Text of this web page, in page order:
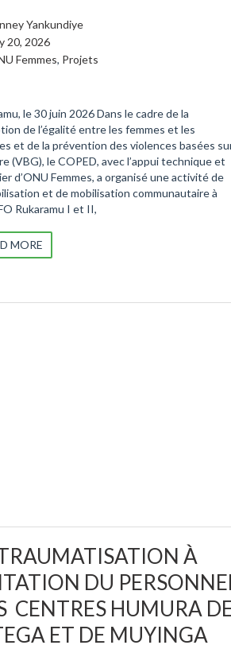
Yankundiye
20, 2026
Femmes, Projets
le 30 juin 2026 Dans le cadre de la
de l’égalité entre les femmes et les
et de la prévention des violences basées
(VBG), le COPED, avec l’appui technique et
d’ONU Femmes, a organisé une activité de
et de mobilisation communautaire à
Rukaramu I et II,
MORE
À
DU
CENTRES HUMURA
ET DE MUYINGA